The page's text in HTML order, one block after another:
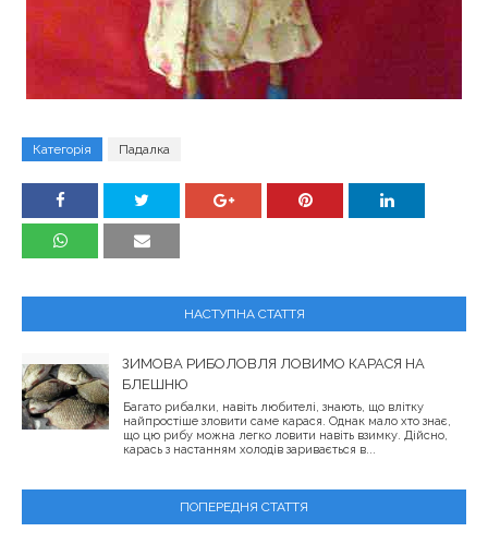
Категорія Падалка
НАСТУПНА СТАТТЯ
ЗИМОВА РИБОЛОВЛЯ ЛОВИМО КАРАСЯ НА
БЛЕШНЮ
Багато рибалки, навіть любителі, знають, що влітку
найпростіше зловити саме карася. Однак мало хто знає,
що цю рибу можна легко ловити навіть взимку. Дійсно,
карась з настанням холодів заривається в...
ПОПЕРЕДНЯ СТАТТЯ